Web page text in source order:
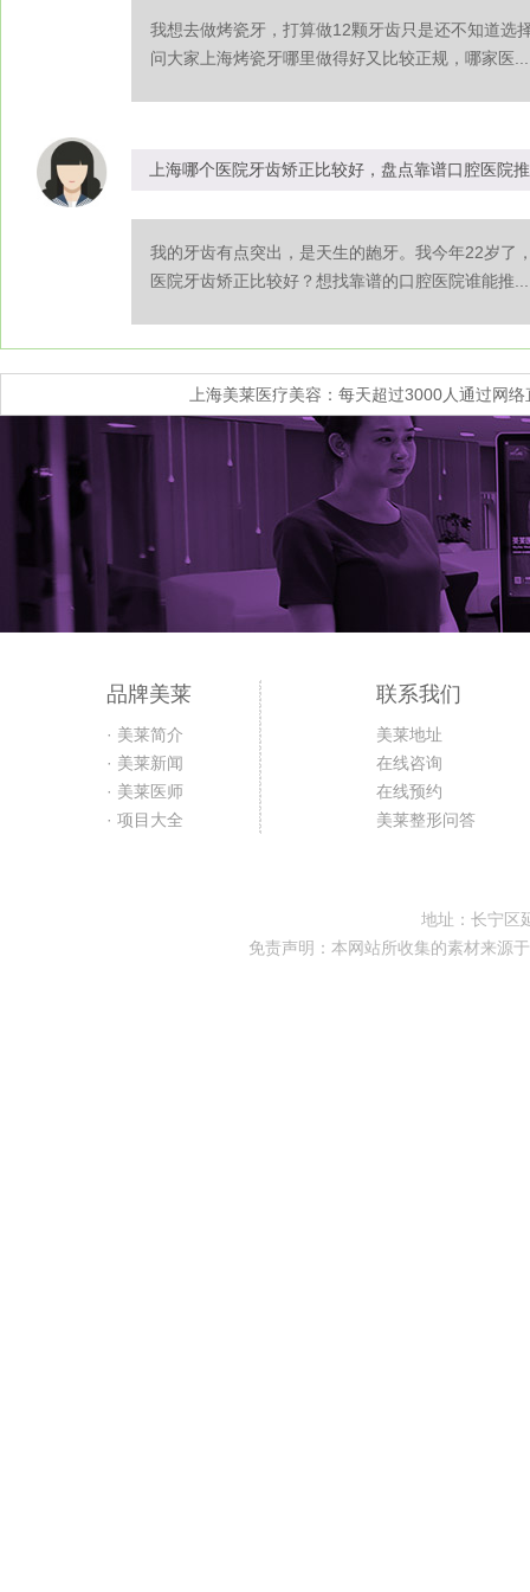
我想去做烤瓷牙，打算做12颗牙齿只是还不知道选
问大家上海烤瓷牙哪里做得好又比较正规，哪家医...
上海哪个医院牙齿矫正比较好，盘点靠谱口腔医院
我的牙齿有点突出，是天生的龅牙。我今年22岁了
医院牙齿矫正比较好？想找靠谱的口腔医院谁能推...
上海美莱医疗美容：每天超过3000人通过网
品牌美莱
· 美莱简介
· 美莱新闻
· 美莱医师
· 项目大全
联系我们
美莱地址
在线咨询
在线预约
美莱整形问答
地址：长宁区
免责声明：本网站所收集的素材来源